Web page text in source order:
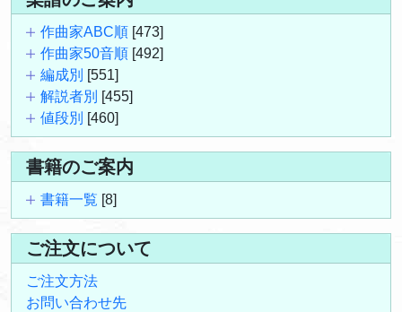
作曲家ABC順 [473]
作曲家50音順 [492]
編成別 [551]
解説者別 [455]
値段別 [460]
書籍のご案内
書籍一覧 [8]
ご注文について
ご注文方法
お問い合わせ先